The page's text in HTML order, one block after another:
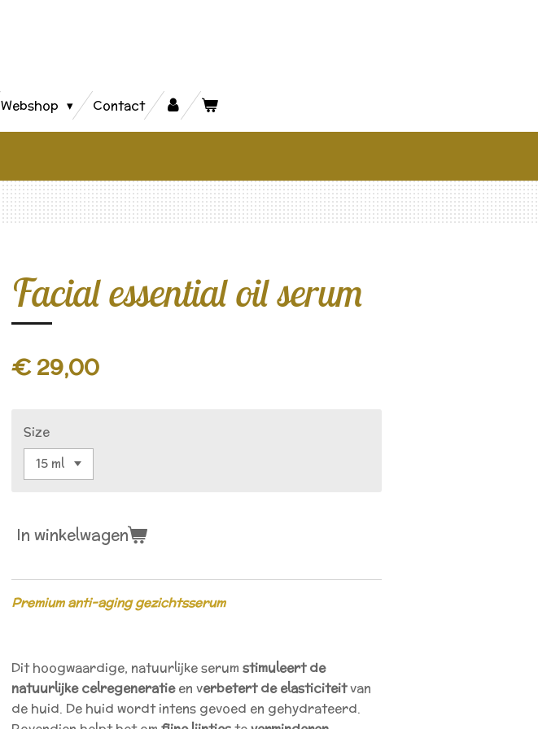
Webshop Contact
Facial essential oil serum
€ 29,00
Size
In winkelwagen
Premium anti-aging gezichtsserum
Dit hoogwaardige, natuurlijke serum stimuleert de
natuurlijke celregeneratieen verbetert de elasticiteitvan
de huid. De huid wordt intens gevoed en gehydrateerd.